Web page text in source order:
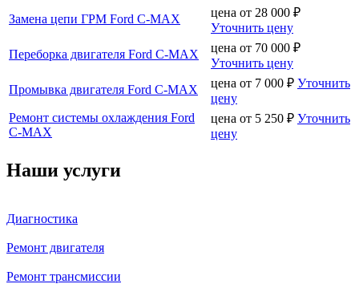
Замена цепи ГРМ Ford C-MAX
цена от 28 000 ₽
Уточнить цену
Переборка двигателя Ford C-MAX
цена от 70 000 ₽
Уточнить цену
Промывка двигателя Ford C-MAX
цена от 7 000 ₽ Уточнить
цену
Ремонт системы охлаждения Ford
C-MAX
цена от 5 250 ₽ Уточнить
цену
Наши услуги
Диагностика
Ремонт двигателя
Ремонт трансмиссии